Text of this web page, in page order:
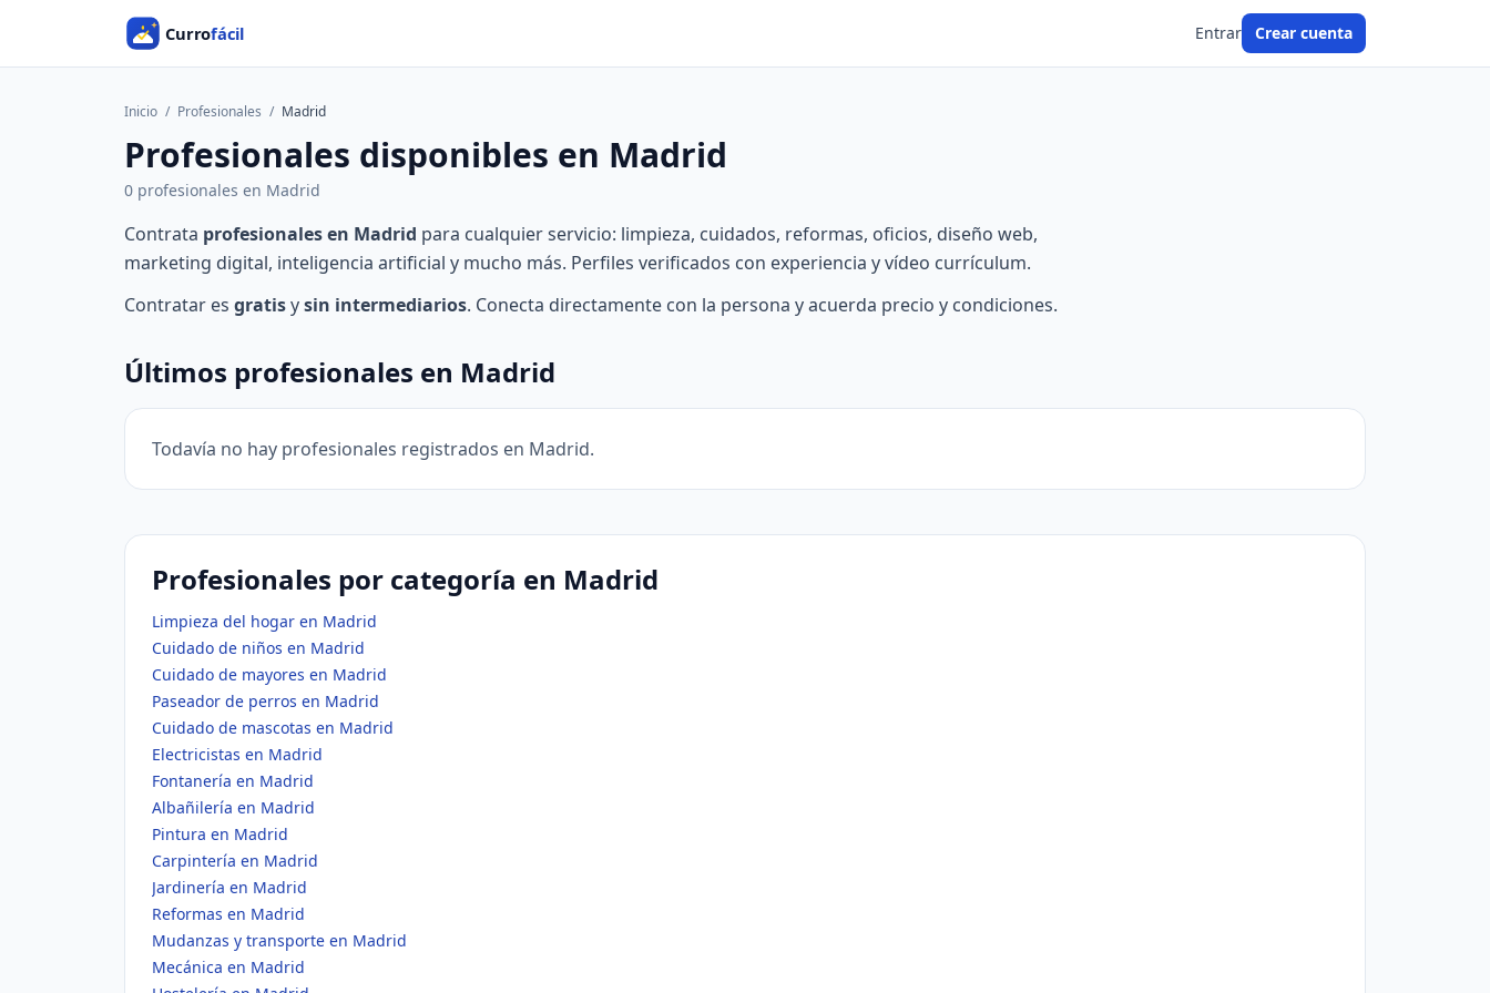
Entrar Crear cuenta
Inicio / Profesionales / Madrid
Profesionales disponibles en Madrid
0 profesionales en Madrid
Contrata profesionales en Madrid para cualquier servicio: limpieza, cuidados, reformas, oficios, diseño web,
marketing digital, inteligencia artificial y mucho más. Perfiles verificados con experiencia y vídeo currículum.
Contratar es gratisysin intermediarios. Conecta directamente con la persona y acuerda precio y condiciones.
Últimos profesionales en Madrid
Todavía no hay profesionales registrados en Madrid.
Profesionales por categoría en Madrid
Limpieza del hogar en Madrid
Cuidado de niños en Madrid
Cuidado de mayores en Madrid
Paseador de perros en Madrid
Cuidado de mascotas en Madrid
Electricistas en Madrid
Fontanería en Madrid
Albañilería en Madrid
Pintura en Madrid
Carpintería en Madrid
Jardinería en Madrid
Reformas en Madrid
Mudanzas y transporte en Madrid
Mecánica en Madrid